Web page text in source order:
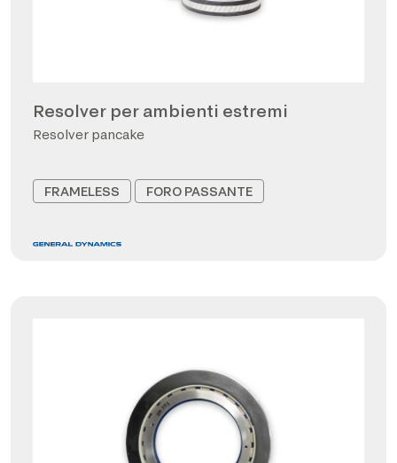
Resolver per ambienti estremi
Resolver pancake
FRAMELESS FORO PASSANTE